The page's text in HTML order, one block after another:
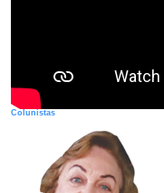
Colunistas